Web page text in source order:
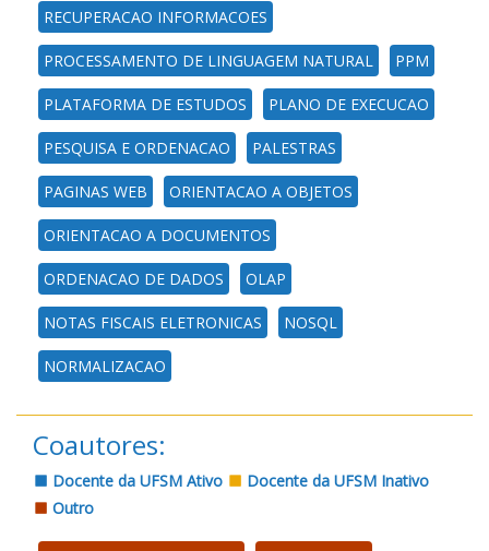
RECUPERACAO INFORMACOES
PROCESSAMENTO DE LINGUAGEM NATURAL PPM
PLATAFORMA DE ESTUDOS PLANO DE EXECUCAO
PESQUISA E ORDENACAO PALESTRAS
PAGINAS WEB ORIENTACAO A OBJETOS
ORIENTACAO A DOCUMENTOS
ORDENACAO DE DADOS OLAP
NOTAS FISCAIS ELETRONICAS NOSQL
NORMALIZACAO
Coautores:
Docente da UFSM Ativo
Docente da UFSM Inativo
Outro